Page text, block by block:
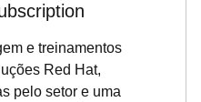
e treinamentos
Red Hat,
pelo setor e uma